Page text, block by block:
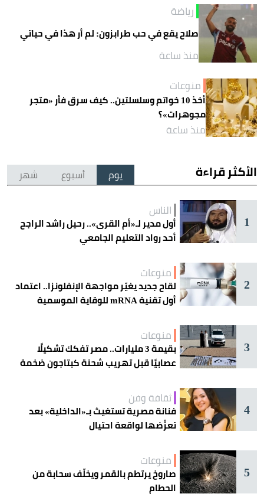
رياضة
صلاح يقع في حب طرابزون: لم أر هذا في حياتي
منذ ساعة
منوعات
أخذ 10 خواتم وسلسلتين.. كيف سرق فأر «متجر
مجوهرات»؟
منذ ساعة
الأكثر قراءة يوم أسبوع شهر
1
الناس
أول مدير لـ«أم القرى».. رحيل راشد الراجح
أحد رواد التعليم الجامعي
2
منوعات
لقاح جديد يغيّر مواجهة الإنفلونزا.. اعتماد
أول تقنية mRNA للوقاية الموسمية
3
منوعات
بقيمة 3 مليارات.. مصر تفكك تشكيلًا
عصابيًا قبل تهريب شحنة كبتاجون ضخمة
4
ثقافة وفن
فنانة مصرية تستغيث بـ«الداخلية» بعد
تعرُّضها لواقعة احتيال
5
منوعات
صاروخ يرتطم بالقمر ويخلّف سحابة من
الحطام